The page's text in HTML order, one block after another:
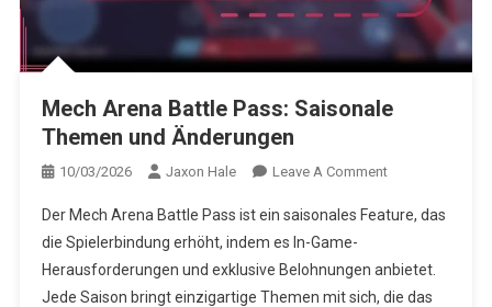
Mech Arena Battle Pass: Saisonale
Themen und Änderungen
10/03/2026 Jaxon Hale Leave A CommentOn
Arena
Pass:
Saisonale
Der Mech Arena Battle Pass ist ein saisonales Feature, das
die Spielerbindung erhöht, indem es In-Game-
Herausforderungen und exklusive Belohnungen anbietet.
Jede Saison bringt einzigartige Themen mit sich, die das